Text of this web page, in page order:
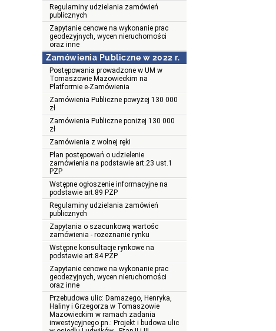
Regulaminy udzielania zamówień
publicznych
Zapytanie cenowe na wykonanie prac
geodezyjnych, wycen nieruchomości
oraz inne
Zamówienia Publiczne w 2022 r.
Postępowania prowadzone w UM w
Tomaszowie Mazowieckim na
Platformie e-Zamówienia
Zamówienia Publiczne powyżej 130 000
zł
Zamówienia Publiczne poniżej 130 000
zł
Zamówienia z wolnej ręki
Plan postępowań o udzielenie
zamówienia na podstawie art.23 ust.1
PZP
Wstępne ogłoszenie informacyjne na
podstawie art.89 PZP
Regulaminy udzielania zamówień
publicznych
Zapytania o szacunkową wartośc
zamówienia - rozeznanie rynku
Wstępne konsultacje rynkowe na
podstawie art.84 PZP
Zapytanie cenowe na wykonanie prac
geodezyjnych, wycen nieruchomości
oraz inne
Przebudowa ulic: Damazego, Henryka,
Haliny i Grzegorza w Tomaszowie
Mazowieckim w ramach zadania
inwestycyjnego pn.: Projekt i budowa ulic